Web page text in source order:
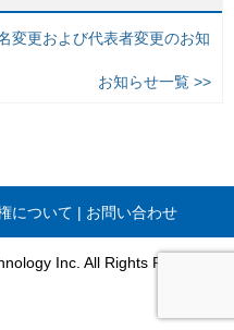
変更および代表者変更のお知
お知らせ一覧 >>
について お問い合わせ
Inc. All Rights Reserved.